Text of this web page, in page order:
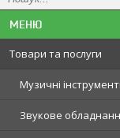
Товари та послуги
Музичні
Звукове